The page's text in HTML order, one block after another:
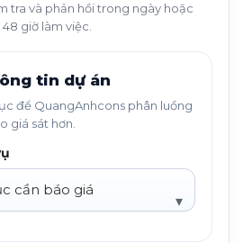
tra và phản hồi trong ngày hoặc
giờ làm việc.
tin dự án
để QuangAnhcons phân luồng
giá sát hơn.